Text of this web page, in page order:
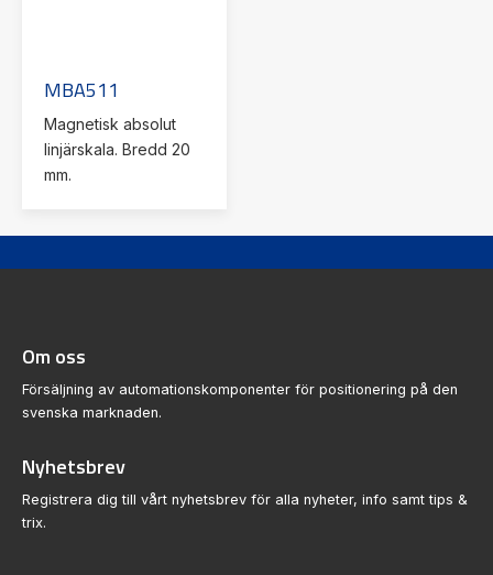
MBA511
Magnetisk absolut
linjärskala. Bredd 20
mm.
Om oss
Försäljning av automationskomponenter för positionering på den
svenska marknaden.
Nyhetsbrev
Registrera dig till vårt nyhetsbrev för alla nyheter, info samt tips &
trix.